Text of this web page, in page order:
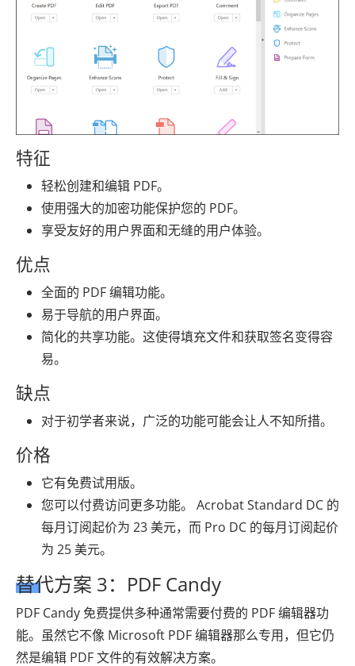
特征
轻松创建和编辑 PDF。
使用强大的加密功能保护您的 PDF。
享受友好的用户界面和无缝的用户体验。
优点
全面的 PDF 编辑功能。
易于导航的用户界面。
简化的共享功能。这使得填充文件和获取签名变得容
易。
缺点
对于初学者来说，广泛的功能可能会让人不知所措。
价格
它有免费试用版。
您可以付费访问更多功能。 Acrobat Standard DC 的
每月订阅起价为 23 美元，而 Pro DC 的每月订阅起价
为 25 美元。
替代方案 3：PDF Candy
PDF Candy 免费提供多种通常需要付费的 PDF 编辑器功
能。虽然它不像 Microsoft PDF 编辑器那么专用，但它仍
然是编辑 PDF 文件的有效解决方案。